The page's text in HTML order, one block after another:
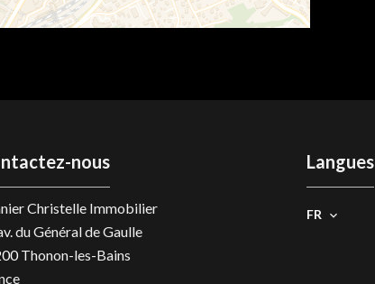
nous
Christelle Immobilier
du Général de Gaulle
Thonon-les-Bains
Langues
FR